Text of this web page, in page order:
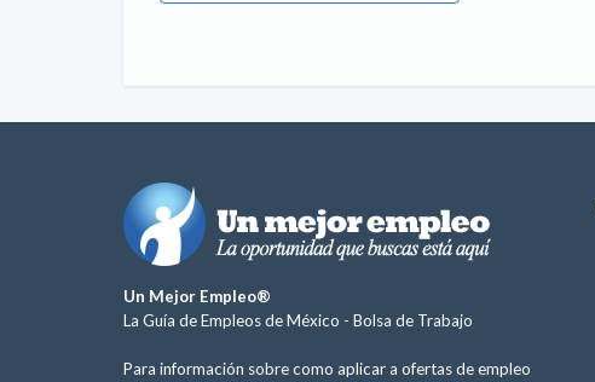
Un Mejor Empleo®
La Guía de Empleos de México - Bolsa de Trabajo
Para información sobre como aplicar a ofertas de empleo